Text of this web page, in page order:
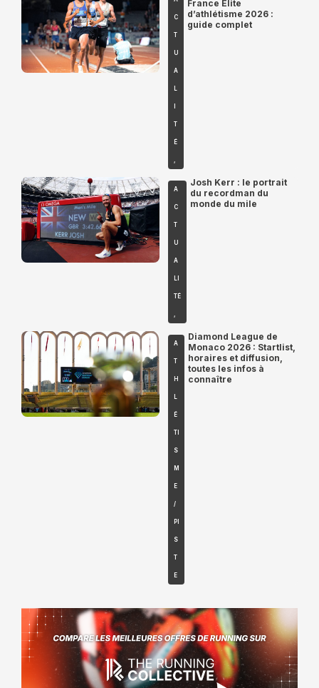
C
T
U
A
T
É
France Élite
d’athlétisme 2026 :
guide complet
A
C
T
U
A
TÉ
Josh Kerr : le portrait
du recordman du
monde du mile
A
T
H
É
TI
S
M
E
/
PI
S
T
E
Diamond League de
Monaco 2026 : Startlist,
horaires et diffusion,
toutes les infos à
connaître